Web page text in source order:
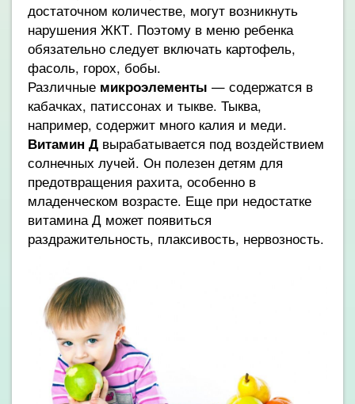
достаточном количестве, могут возникнуть
нарушения ЖКТ. Поэтому в меню ребенка
обязательно следует включать картофель,
фасоль, горох, бобы.
Различные микроэлементы — содержатся в
кабачках, патиссонах и тыкве. Тыква,
например, содержит много калия и меди.
Витамин Д вырабатывается под воздействием
солнечных лучей. Он полезен детям для
предотвращения рахита, особенно в
младенческом возрасте. Еще при недостатке
витамина Д может появиться
раздражительность, плаксивость, нервозность.